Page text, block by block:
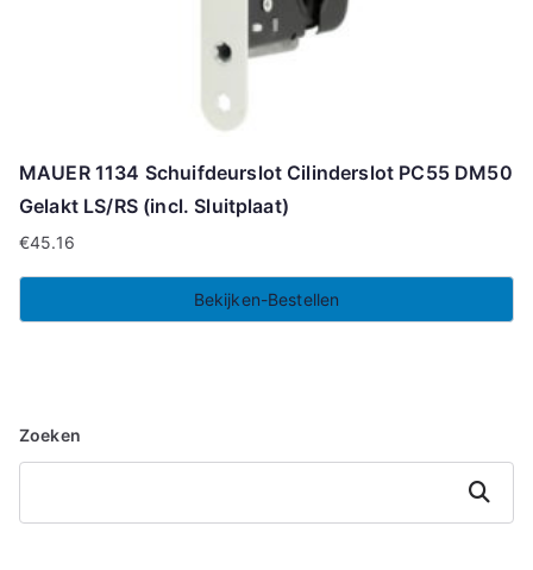
MAUER 1134 Schuifdeurslot Cilinderslot PC55 DM50
Gelakt LS/RS (incl. Sluitplaat)
€45.16
Bekijken-Bestellen
Zoeken
Zoeken